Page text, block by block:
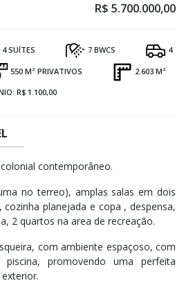
R$ 5.700.000,00
4 SUÍTES 7 BWCS 4
550 M² PRIVATIVOS 2.603 M²
R$ 1.100,00
contemporâneo.
no terreo), amplas salas em dois
planejada e copa , despensa,
2 quartos na area de recreação.
com ambiente espaçoso, com
promovendo uma perfeita